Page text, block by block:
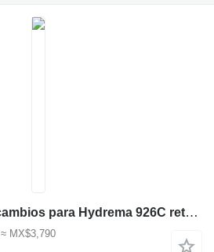
ZF 6WG-115 caja de cambios para Hydrema 926C retroexcavadora
≈ MX$3,790